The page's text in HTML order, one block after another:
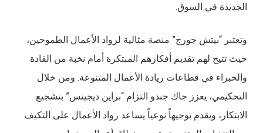
الجديدة في السوق.
وتعتبر “بيتش جورج” منصة مثالية لرواد الأعمال الطموحين،
حيث تتيح لهم تقديم أفكارهم المبتكرة أمام نخبة من القادة
والخبراء في قطاعات ريادة الأعمال المتنوعة. ومن خلال
التحكيمي، يعزز جاك جندو التزام “براين ديجيتس” بتشجيع
الابتكار، ويقدم توجيهاً نوعياً يساعد رواد الأعمال على التكيف